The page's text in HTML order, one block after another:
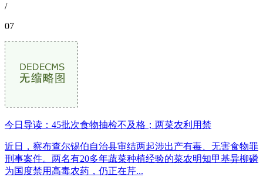
/
07
今日导读：45批次食物抽检不及格；两菜农利用禁
近日，察布查尔锡伯自治县审结两起涉出产有毒、无害食物罪
刑事案件。两名有20多年蔬菜种植经验的菜农明知甲基异柳磷
为国度禁用高毒农药，仍正在芹...